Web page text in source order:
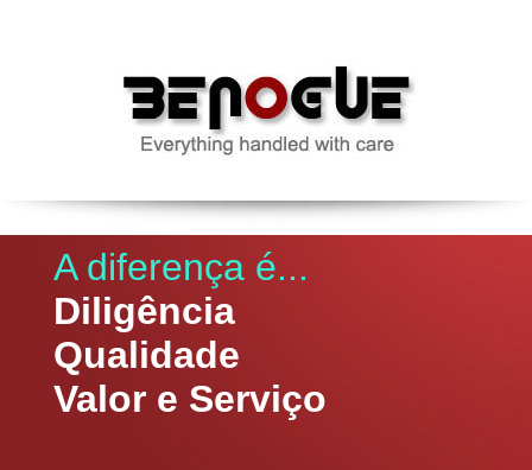
A diferença é...
Diligência
Qualidade
Valor e Serviço